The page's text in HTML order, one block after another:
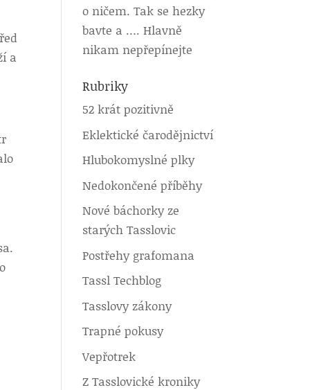
a
o ničem. Tak se hezky
bavte a …. Hlavně
nikam nepřepínejte
Rubriky
52 krát pozitivně
Eklektické čarodějnictví
Hlubokomyslné plky
Nedokončené příběhy
Nové báchorky ze
starých Tasslovic
Postřehy grafomana
Tassl Techblog
Tasslovy zákony
Trapné pokusy
Vepřotrek
Z Tasslovické kroniky